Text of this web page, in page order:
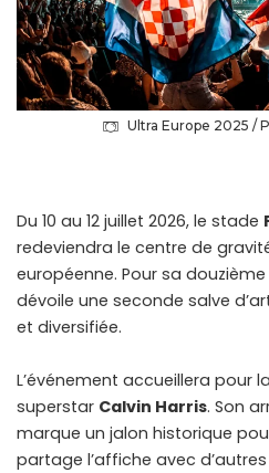
Ultra Europe 2025 /
Du 10 au 12 juillet 2026, le stade
redeviendra le centre de
européenne. Pour sa
dévoile une seconde salve
et diversifiée.
L’événement accueillera pour
superstar Calvin Harris. Son
marque un jalon historique
partage l’affiche avec